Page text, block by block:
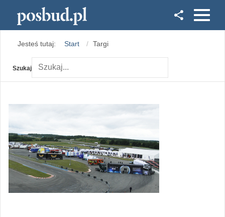
Instagram
Jesteś tutaj: Start Targi
Szukaj